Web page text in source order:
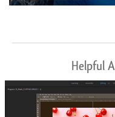
Helpful